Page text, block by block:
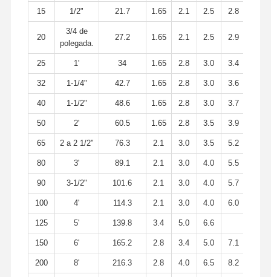
15 1/2" 21.7 1.65 2.1 2.5 2.8
20
3/4 de
polegada.
27.2 1.65 2.1 2.5 2.9
25 1' 34 1.65 2.8 3.0 3.4
32 1-1/4" 42.7 1.65 2.8 3.0 3.6
40 1-1/2" 48.6 1.65 2.8 3.0 3.7
50 2' 60.5 1.65 2.8 3.5 3.9
65 2 a 2 1/2" 76.3 2.1 3.0 3.5 5.2
80 3' 89.1 2.1 3.0 4.0 5.5
90 3-1/2" 101.6 2.1 3.0 4.0 5.7
100 4' 114.3 2.1 3.0 4.0 6.0
125 5' 139.8 3.4 5.0 6.6
150 6' 165.2 2.8 3.4 5.0 7.1
200 8' 216.3 2.8 4.0 6.5 8.2